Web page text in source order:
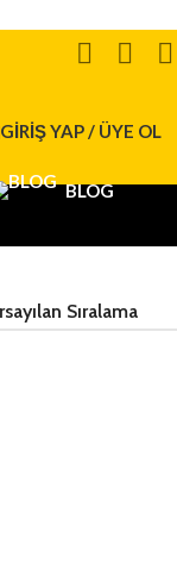
GIRIŞ YAP / ÜYE OL
BLOG